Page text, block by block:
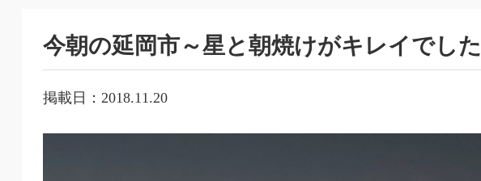
今朝の延岡市～星と朝焼けがキレイでした
掲載日：2018.11.20